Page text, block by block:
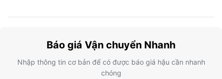
Báo giá Vận chuyển Nhanh
Nhập thông tin cơ bản để có được báo giá hậu cần nhanh
chóng